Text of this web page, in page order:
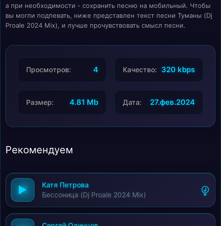
а при необходимости - сохранить песню на мобильный. Чтобы
вы могли подпевать, ниже представлен текст песни Туманы (Dj
Proale 2024 Mix), и лучше прочувствовать смысл песни.
Просмотров: 4 Качество: 320 kbps
Размер: 4.81 Mb Дата: 27.фев.2024
Рекомендуем
Катя Петрова
Бессоница (Dj Proale 2024 Mix)